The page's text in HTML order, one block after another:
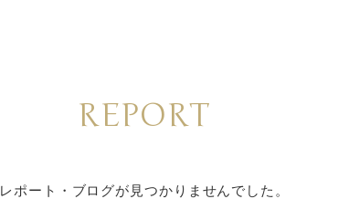
REPORT
レポート・ブログが見つかりませんでした。